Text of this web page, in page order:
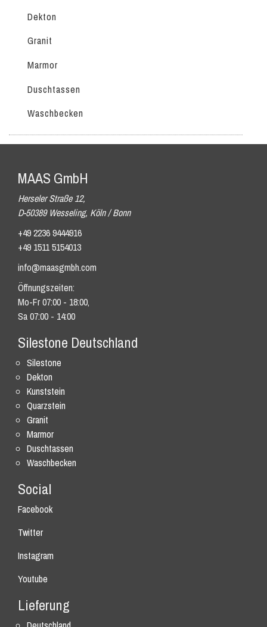
Dekton
Granit
Marmor
Duschtassen
Waschbecken
MAAS GmbH
Herseler Straße 12,
D-50389 Wesseling, Köln / Bonn
+49 2236 9444916
+49 1511 5154013
info@maasgmbh.com
Öffnungszeiten:
Mo-Fr 07:00 - 18:00,
Sa 07:00 - 14:00
Silestone Deutschland
Silestone
Dekton
Kunststein
Quarzstein
Granit
Marmor
Duschtassen
Waschbecken
Social
Facebook
Twitter
Instagram
Youtube
Lieferung